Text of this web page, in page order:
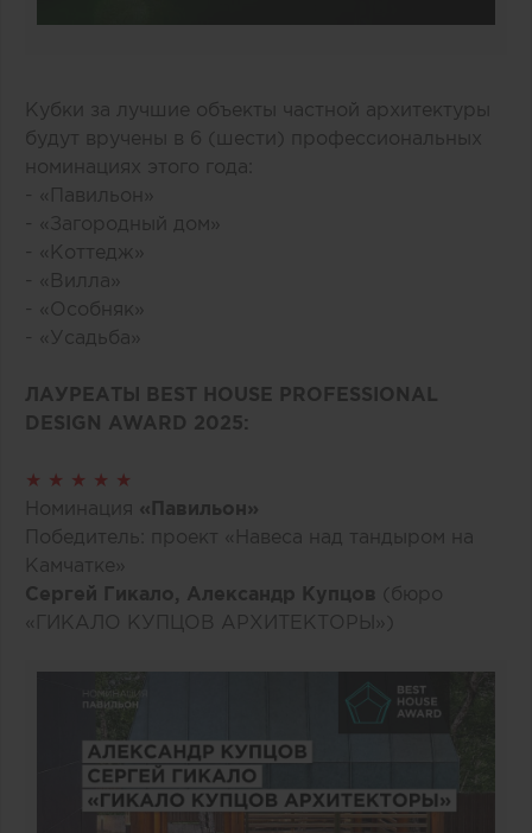
Кубки за лучшие объекты частной архитектуры
будут вручены в 6 (шести) профессиональных
номинациях этого года:
- «Павильон»
- «Загородный дом»
- «Коттедж»
- «Вилла»
- «Особняк»
- «Усадьба»
ЛАУРЕАТЫ BEST HOUSE PROFESSIONAL
DESIGN AWARD 2025:
★ ★ ★ ★ ★
Номинация «Павильон»
Победитель: проект «Навеса над тандыром на
Камчатке»
Сергей Гикало, Александр Купцов (бюро
«ГИКАЛО КУПЦОВ АРХИТЕКТОРЫ»)